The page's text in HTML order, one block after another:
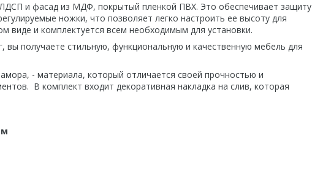
и фасад из МДФ, покрытый пленкой ПВХ. Это обеспечивает защиту
ножки, что позволяет легко настроить ее высоту для
виде и комплектуется всем необходимым для установки.
вы получаете стильную, функциональную и качественную мебель для
- материала, который отличается своей прочностью и
В комплект входит декоративная накладка на слив, которая